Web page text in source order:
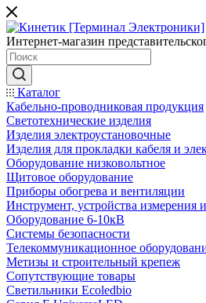
Интернет-магазин
Каталог
Кабельно-проводниковая продукция
Светотехнические изделия
Изделия электроустановочные
Изделия для прокладки кабеля и
Оборудование низковольтное
Щитовое оборудование
Приборы обогрева и вентиляции
Инструмент, устройства измерения
Оборудование 6-10кВ
Системы безопасности
Телекоммуникационное
Метизы и строительный крепеж
Сопутствующие товары
Светильники Ecoledbio